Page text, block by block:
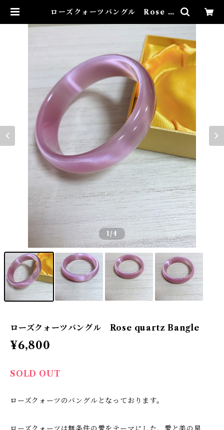
ローズクォーツバングル Rose q
al アイリスミスティカル マダムア
イリスの風水・本格白魔術
1/4
ローズクォーツバングル Rose quartz Bangle
¥6,800
SOLD OUT
ローズクォーツのバングルとなっております。